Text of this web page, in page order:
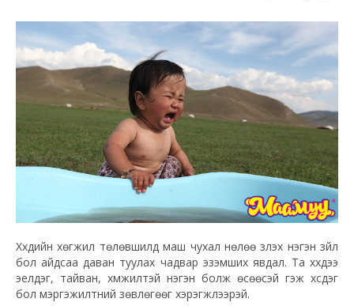
Хүүхдийн хөгжил төлөвшилд маш чухал нөлөө үзүүлэх нэгэн зүйл
бол айдсаа даван туулах чадвар эзэмших явдал. Та хүүхдээ
эелдэг, тайван, хүмүүжилтэй нэгэн болж өсөөсэй гэж хүсдэг
бол мэргэжилтний зөвлөгөөг хэрэгжүүлээрэй.